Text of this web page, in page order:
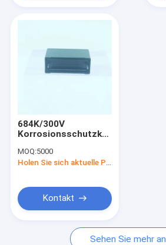
684K/300V
Korrosionsschutzkondensator
Anwendungen
MOQ:5000
Holen Sie sich aktuelle Preis
Kontakt
Sehen Sie mehr an